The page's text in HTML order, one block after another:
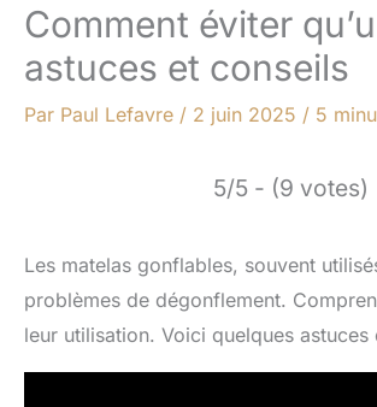
Comment éviter
astuces et conseils
Par Paul Lefavre / 2 juin 2025 / 5
5/5 - (9 votes)
Les matelas gonflables, souvent
problèmes de dégonflement.
leur utilisation. Voici quelques